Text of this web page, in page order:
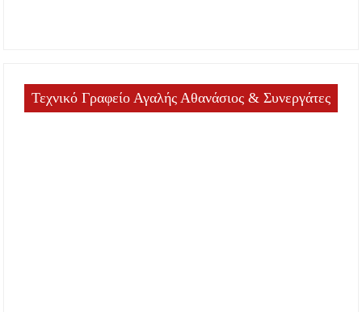
Τεχνικό Γραφείο Αγαλής Αθανάσιος & Συνεργάτες